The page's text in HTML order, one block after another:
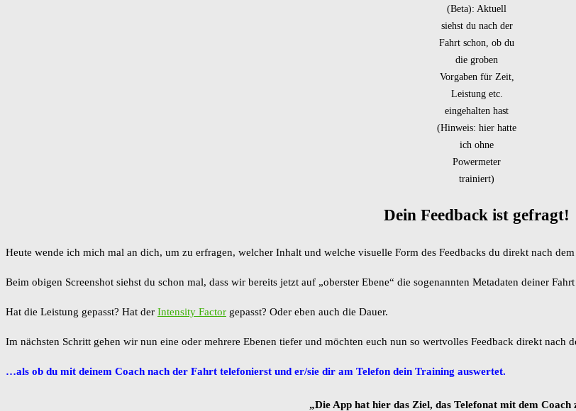
(Beta): Aktuell
siehst du nach der
Fahrt schon, ob du
die groben
Vorgaben für Zeit,
Leistung etc.
eingehalten hast
(Hinweis: hier hatte
ich ohne
Powermeter
trainiert)
Dein Feedback ist gefragt!
Heute wende ich mich mal an dich, um zu erfragen, welcher Inhalt und welche visuelle Form des Feedbacks du direkt nach
Beim obigen Screenshot siehst du schon mal, dass wir bereits jetzt auf „oberster Ebene“ die sogenannten Metadaten deiner
Hat die Leistung gepasst? Hat der Intensity Factor gepasst? Oder eben auch die Dauer.
Im nächsten Schritt gehen wir nun eine oder mehrere Ebenen tiefer und möchten euch nun so wertvolles Feedback direkt nach
…als ob du mit deinem Coach nach der Fahrt telefonierst und er/sie dir am Telefon dein Training auswertet.
„Die App hat hier das Ziel, das Telefonat mit dem Coach